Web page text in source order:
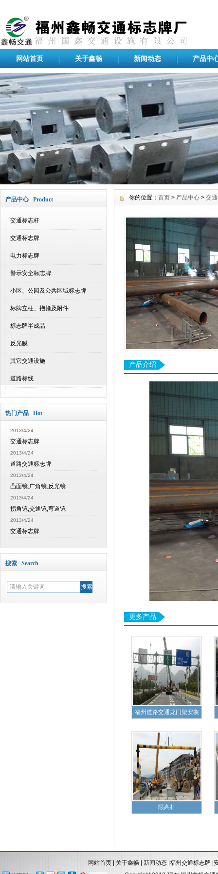
网站首页 关于鑫畅 新闻动态 产品中
产品中心 Product
交通标志杆
交通标志牌
电力标志牌
警示安全标志牌
小区、公园及公共区域标志牌
标牌立柱、抱箍及附件
标志牌半成品
反光膜
其它交通设施
道路标线
热门产品 Hot
2013/4/24
交通标志牌
2013/4/24
道路交通标志牌
2013/4/24
凸面镜,广角镜,反光镜
2013/4/24
拐角镜,交通镜,弯道镜
2013/4/24
交通标志牌
搜索 Search
你的位置： 首页 > 产品中心 > 交
产品介绍
更多产品
福州道路交通龙门架安装
限高杆
网站首页 关于鑫畅 新闻动态 福州交通标志牌